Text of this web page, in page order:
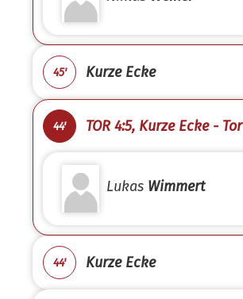
45' Kurze Ecke
44' TOR 4:5, Kurze Ecke - Tor
Lukas Wimmert
44' Kurze Ecke